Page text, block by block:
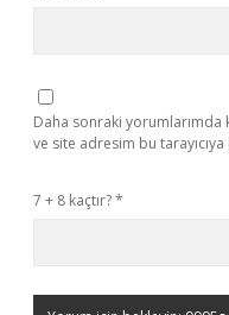
Daha sonraki yorumlarımda
ve site adresim bu
7 + 8 kaçtır?*